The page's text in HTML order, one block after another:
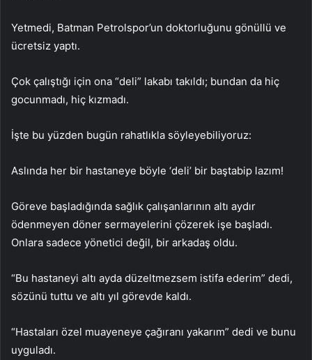
Yetmedi, Batman Petrolspor’un doktorluğunu gönüllü ve
ücretsiz yaptı.
Çok çalıştığı için ona “deli” lakabı takıldı; bundan da hiç
gocunmadı, hiç kızmadı.
İşte bu yüzden bugün rahatlıkla söyleyebiliyoruz:
Aslında her bir hastaneye böyle ‘deli’ bir baştabip lazım!
Göreve başladığında sağlık çalışanlarının altı aydır
ödenmeyen döner sermayelerini çözerek işe başladı.
Onlara sadece yönetici değil, bir arkadaş oldu.
“Bu hastaneyi altı ayda düzeltmezsem istifa ederim” dedi,
sözünü tuttu ve altı yıl görevde kaldı.
“Hastaları özel muayeneye çağıranı yakarım” dedi ve bunu
uyguladı.